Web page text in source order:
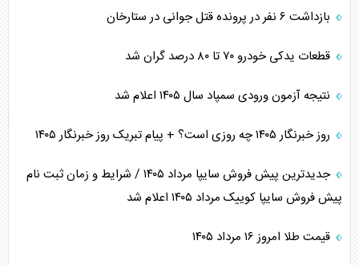
بازداشت ۶ نفر در پرونده قتل جوانی در ستارخان
قطعات یدکی خودرو ۷۰ تا ۸۰ درصد گران شد
نتیجه آزمون ورودی سمپاد سال ۱۴۰۵ اعلام شد
روز خبرنگار ۱۴۰۵ چه روزی است؟ + پیام تبریک روز خبرنگار ۱۴۰۵
جدیدترین پیش فروش سایپا مرداد ۱۴۰۵ / شرایط و زمان ثبت نام
پیش فروش سایپا کوییک مرداد ۱۴۰۵ اعلام شد
قیمت طلا امروز ۱۶ مرداد ۱۴۰۵